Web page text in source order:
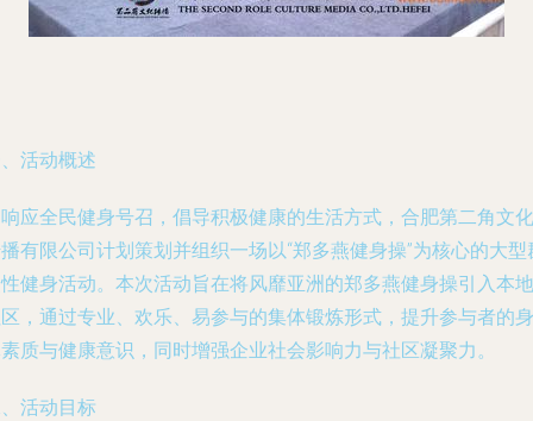
活动概述
应全民健身号召，倡导积极健康的生活方式，合肥第二角文化
有限公司计划策划并组织一场以“郑多燕健身操”为核心的大型
健身活动。本次活动旨在将风靡亚洲的郑多燕健身操引入本地
，通过专业、欢乐、易参与的集体锻炼形式，提升参与者的身
质与健康意识，同时增强企业社会影响力与社区凝聚力。
活动目标